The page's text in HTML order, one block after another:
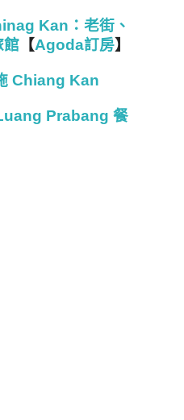
Kan：老街、
館 【Agoda訂房】
Chiang Kan
Prabang 餐